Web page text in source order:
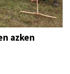
azken